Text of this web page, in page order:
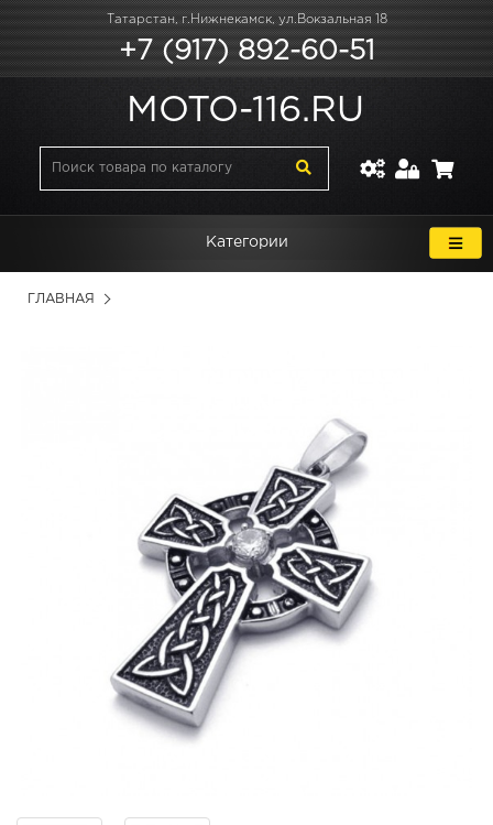
Татарстан, г.Нижнекамск, ул.Вокзальная 18
+7 (917) 892-60-51
MOTO-116.RU
Категории
ГЛАВНАЯ